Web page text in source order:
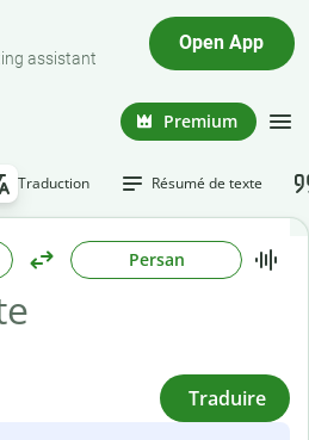
assistant
Open App
Premium
Traduction Résumé de texte
Persan
Traduire